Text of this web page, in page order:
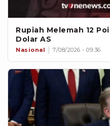
Rupiah Melemah 12
Dolar AS
Nasional 7/08/2026 - 09:36